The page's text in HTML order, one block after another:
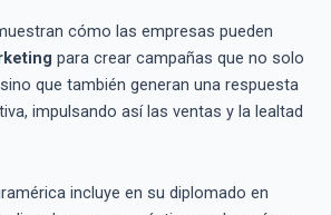
cómo las empresas pueden
para crear campañas que no solo
que también generan una respuesta
impulsando así las ventas y la lealtad
incluye en su diplomado en